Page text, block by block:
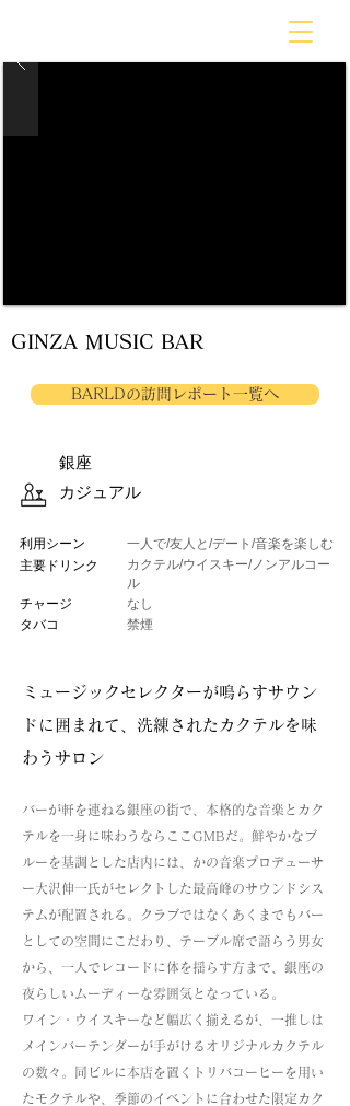
GINZA MUSIC BAR
BARLDの訪問レポート一覧へ
銀座
カジュアル
利用シーン
主要ドリンク
チャージ
タバコ
一人で/友人と/デート/音楽を楽しむ
カクテル/ウイスキー/ノンアルコー
ル
なし
禁煙
ミュージックセレクターが鳴らすサウン
ドに囲まれて、洗練されたカクテルを味
わうサロン
バーが軒を連ねる銀座の街で、本格的な音楽とカク
テルを一身に味わうならここGMBだ。鮮やかなブ
ルーを基調とした店内には、かの音楽プロデューサ
ー大沢伸一氏がセレクトした最高峰のサウンドシス
テムが配置される。クラブではなくあくまでもバー
としての空間にこだわり、テーブル席で語らう男女
から、一人でレコードに体を揺らす方まで、銀座の
夜らしいムーディーな雰囲気となっている。
ワイン・ウイスキーなど幅広く揃えるが、一推しは
メインバーテンダーが手がけるオリジナルカクテル
の数々。同ビルに本店を置くトリバコーヒーを用い
たモクテルや、季節のイベントに合わせた限定カク